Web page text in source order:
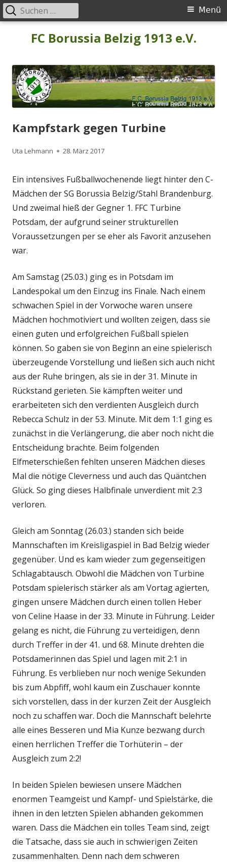
FC Borussia Belzig 1913 e.V.
Primäres
Menü
Menü
Suchen
nach:
Kampfstark gegen Turbine
Autor
Uta Lehmann
Veröffentlicht
28. März 2017
Ein intensives Fußballwochenende liegt hinter den C-
Mädchen der SG Borussia Belzig/Stahl Brandenburg.
Und zweimal hieß der Gegner 1. FFC Turbine
Potsdam, der aufgrund seiner strukturellen
Voraussetzungen per se eher als Favorit anzusehen
war.
Am Samstag (25.03.) ging es in Potsdam im
Landespokal um den Einzug ins Finale. Nach einem
schwachen Spiel in der Vorwoche waren unsere
Mädchen hochmotiviert und wollten zeigen, dass sie
einen guten und erfolgreichen Fußball spielen
können. So gaben sie von Beginn an eine spielerisch
überzeugende Vorstellung und ließen sich auch nicht
aus der Ruhe bringen, als sie in der 31. Minute in
Rückstand gerieten. Sie kämpften weiter und
erarbeiteten sich den verdienten Ausgleich durch
Rebecca Schulz in der 53. Minute. Mit dem 1:1 ging es
zunächst in die Verlängerung, die aber noch nicht die
Entscheidung brachte. Beim folgenden
Elfmeterschießen fehlten unseren Mädchen dieses
Mal die nötige Cleverness und auch das Quäntchen
Glück. So ging dieses Halbfinale unverdient mit 2:3
verloren.
Gleich am Sonntag (26.03.) standen sich beide
Mannschaften im Kreisligaspiel in Bad Belzig wieder
gegenüber. Und es kam wieder zum gegenseitigen
Schlagabtausch. Obwohl die Mädchen von Turbine
Potsdam spielerisch stärker als am Vortag agierten,
gingen unsere Mädchen durch einen tollen Heber
von Celine Haase in der 33. Minute in Führung. Leider
gelang es nicht, die Führung zu verteidigen, denn
durch Treffer in der 41. und 68. Minute drehten die
Potsdamerinnen das Spiel und lagen mit 2:1 in
Führung. Es verblieben nur noch wenige Sekunden
bis zum Abpfiff, wohl kaum ein Zuschauer konnte
sich vorstellen, dass in der kurzen Zeit der Ausgleich
noch zu schaffen war. Doch die Mannschaft belehrte
alle eines Besseren und Mia Kunze bezwang durch
einen herrlichen Treffer die Torhüterin – der
Ausgleich zum 2:2!
In beiden Spielen bewiesen unsere Mädchen
enormen Teamgeist und Kampf- und Spielstärke, die
ihnen in den letzten Spielen abhanden gekommen
waren. Dass die Mädchen ein tolles Team sind, zeigt
die Tatsache, dass sie auch in schwierigen Zeiten
zusammenhalten. Denn nach dem schweren